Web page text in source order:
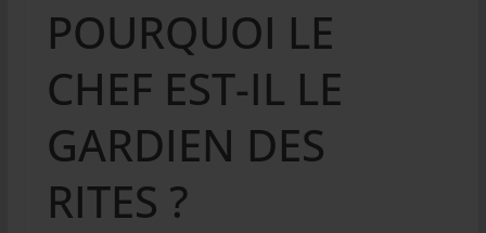
POURQUOI LE
CHEF EST-IL LE
GARDIEN DES
RITES ?